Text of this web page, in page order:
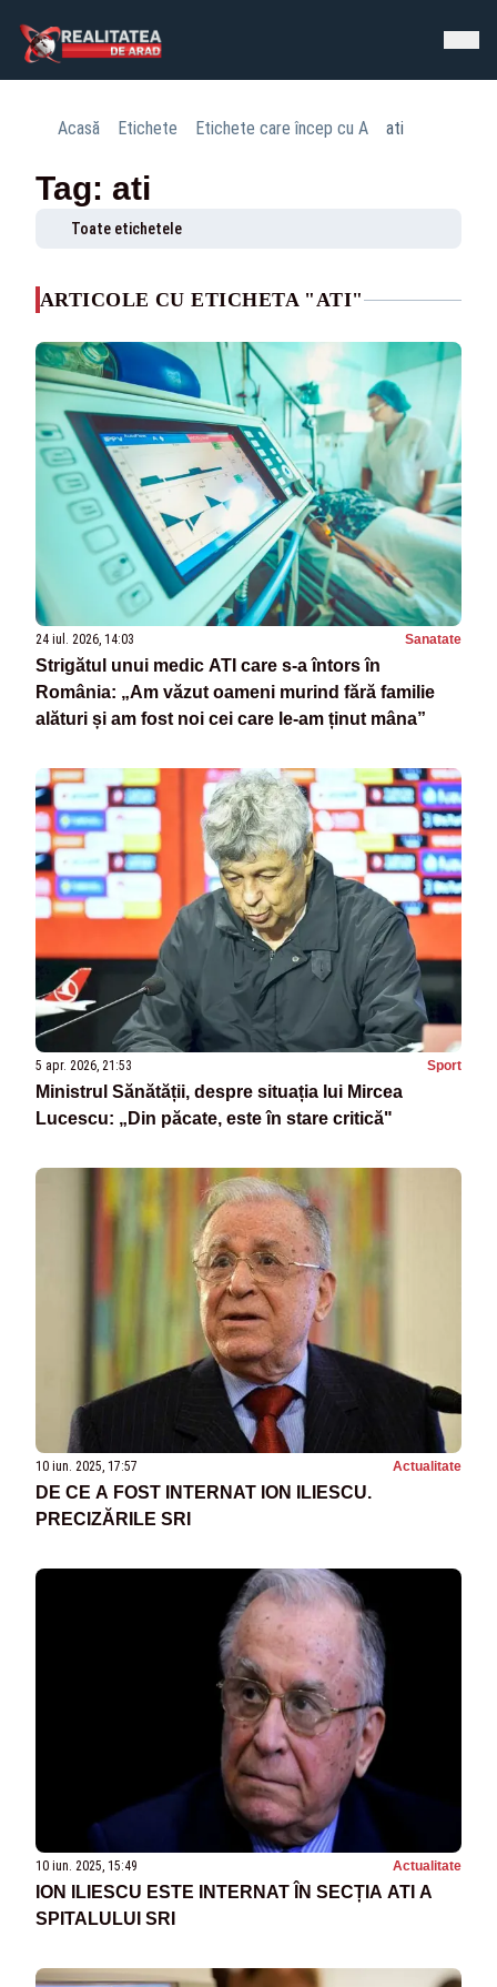
Acasă Etichete Etichete care încep cu A ati
Tag: ati
Toate etichetele
ARTICOLE CU ETICHETA "ATI"
24 iul. 2026, 14:03 Sanatate
Strigătul unui medic ATI care s-a întors în
România: „Am văzut oameni murind fără familie
alături și am fost noi cei care le-am ținut mâna”
5 apr. 2026, 21:53 Sport
Ministrul Sănătății, despre situația lui Mircea
Lucescu: „Din păcate, este în stare critică"
10 iun. 2025, 17:57 Actualitate
DE CE A FOST INTERNAT ION ILIESCU.
PRECIZĂRILE SRI
10 iun. 2025, 15:49 Actualitate
ION ILIESCU ESTE INTERNAT ÎN SECȚIA ATI A
SPITALULUI SRI